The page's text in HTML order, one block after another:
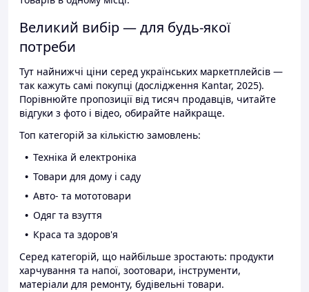
Великий вибір — для будь-якої
потреби
Тут найнижчі ціни серед українських маркетплейсів —
так кажуть самі покупці (дослідження Kantar, 2025).
Порівнюйте пропозиції від тисяч продавців, читайте
відгуки з фото і відео, обирайте найкраще.
Топ категорій за кількістю замовлень:
Техніка й електроніка
Товари для дому і саду
Авто- та мототовари
Одяг та взуття
Краса та здоров'я
Серед категорій, що найбільше зростають: продукти
харчування та напої, зоотовари, інструменти,
матеріали для ремонту, будівельні товари.